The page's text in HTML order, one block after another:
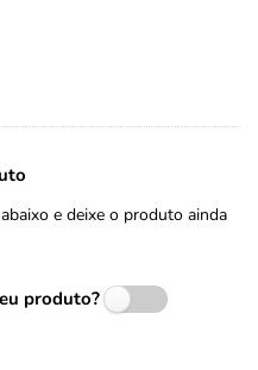
e deixe o produto ainda
produto?